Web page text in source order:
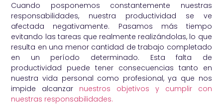
Cuando posponemos constantemente nuestras
responsabilidades, nuestra productividad se ve
afectada negativamente. Pasamos más tiempo
evitando las tareas que realmente realizándolas, lo que
resulta en una menor cantidad de trabajo completado
en un período determinado. Esta falta de
productividad puede tener consecuencias tanto en
nuestra vida personal como profesional, ya que nos
impide alcanzar nuestros objetivos y cumplir con
nuestras responsabilidades.